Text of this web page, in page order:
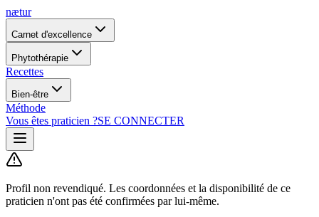
nætur
Carnet d'excellence
Phytothérapie
Recettes
Bien-être
Méthode
Vous êtes praticien ?SE CONNECTER
Profil non revendiqué. Les coordonnées et la disponibilité de ce
praticien n'ont pas été confirmées par lui-même.